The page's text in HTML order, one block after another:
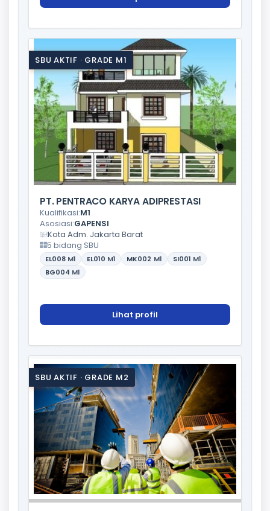
SBU AKTIF · GRADE M1
PT. PENTRACO KARYA ADIPRESTASI
Kualifikasi:M1
Asosiasi:GAPENSI
Kota Adm. Jakarta Barat
5 bidang SBU
EL008 M1 EL010 M1 MK002 M1 SI001 M1
BG004 M1
Lihat profil
SBU AKTIF · GRADE M2